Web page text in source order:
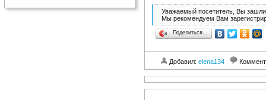
Уважаемый посетитель, Вы зашли
Мы рекомендуем Вам
Поделиться…
Добавил: elena134